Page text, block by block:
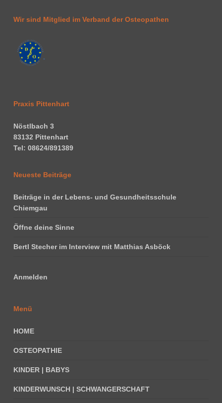
Wir sind Mitglied im Verband der Osteopathen
Praxis Pittenhart
Nöstlbach 3
83132 Pittenhart
Tel: 08624/891389
Neueste Beiträge
Beiträge in der Lebens- und Gesundheitsschule
Chiemgau
Öffne deine Sinne
Bertl Stecher im Interview mit Matthias Asböck
Anmelden
Menü
HOME
OSTEOPATHIE
KINDER | BABYS
KINDERWUNSCH | SCHWANGERSCHAFT